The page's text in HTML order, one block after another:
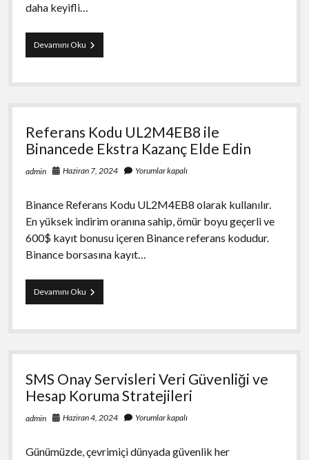
daha keyifli…
Devamını OkuPuro
İçmenin
Zamanları
Durumlar
Uygundur
Referans Kodu UL2M4EB8 ile
Binancede Ekstra Kazanç Elde Edin
admin Haziran 7, 2024 Yorumlar kapalı
Binance Referans Kodu UL2M4EB8 olarak kullanılır.
En yüksek indirim oranına sahip, ömür boyu geçerli ve
600$ kayıt bonusu içeren Binance referans kodudur.
Binance borsasına kayıt…
Devamını OkuReferans
Kodu
ile
Ekstra
Elde
Edin
SMS Onay Servisleri Veri Güvenliği ve
Hesap Koruma Stratejileri
admin Haziran 4, 2024 Yorumlar kapalı
Günümüzde, çevrimiçi dünyada güvenlik her